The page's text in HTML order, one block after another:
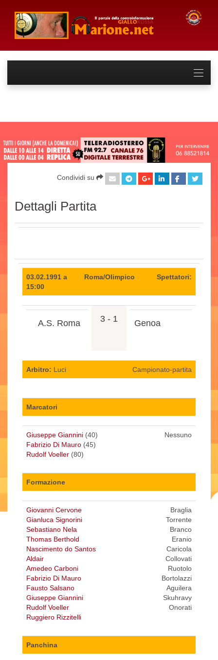
Condividi su
Dettagli Partita
03.02.1991 a
15:00
Roma/Olimpico Spettatori:
A.S. Roma 3 - 1 Genoa
Arbitro: Luci Campionato-partita
Marcatori
Giuseppe Giannini (40)
Fabrizio Di Mauro (45)
Rudolf Voeller (80)
Nessuno
Formazione
Giovanni Cervone
Gianluca Signorini
Sebastiano Nela
Thomas Berthold
Nascimento do Santos
Aldair
Amedeo Carboni
Fabrizio Di Mauro
Fausto Salsano
Giuseppe Giannini
Rudolf Voeller
Ruggiero Rizzitelli
Braglia
Torrente
Branco
Eranio
Caricola
Collovati
Ruotolo
Bortolazzi
Aguilera
Skuhravy
Onorati
Panchina